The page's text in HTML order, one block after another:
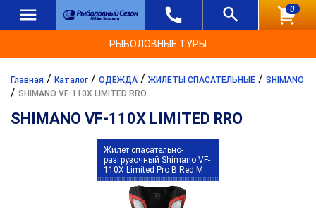
0
РЫБОЛОВНЫЕ ТУРЫ
Главная / Каталог / ОДЕЖДА / ЖИЛЕТЫ СПАСАТЕЛЬНЫЕ / SHIMANO
/ SHIMANO VF-110X LIMITED RRO
SHIMANO VF-110X LIMITED RRO
Жилет спасательно-
разгрузочный Shimano VF-
110X Limited Pro B.Red M